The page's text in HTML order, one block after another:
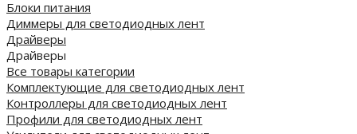
Блоки питания
Диммеры для светодиодных лент
Драйверы
Драйверы
Все товары категории
Комплектующие для светодиодных лент
Контроллеры для светодиодных лент
Профили для светодиодных лент